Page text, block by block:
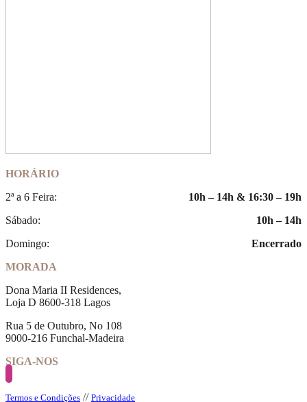
HORÁRIO
2ª a 6 Feira:
10h – 14h & 16:30 – 19h
Sábado:
10h – 14h
Domingo:
Encerrado
MORADA
Dona Maria II Residences,
Loja D 8600-318 Lagos
Rua 5 de Outubro, No 108
9000-216 Funchal-Madeira
SIGA-NOS
Termos e Condições // Privacidade